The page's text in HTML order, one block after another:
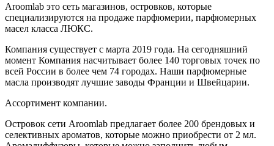
Aroomlab это сеть магазинов, островков, которые
специализируются на продаже парфюмерии, парфюмерных
масел класса ЛЮКС.
Компания существует с марта 2019 года. На сегодняшний
момент Компания насчитывает более 140 торговых точек по
всей России в более чем 74 городах. Наши парфюмерные
масла производят лучшие заводы Франции и Швейцарии.
Ассортимент компании.
Островок сети Aroomlab предлагает более 200 брендовых и
селективных ароматов, которые можно приобрести от 2 мл.